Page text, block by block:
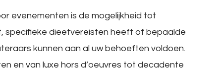
evenementen is de mogelijkheid tot
specifieke dieetvereisten heeft of bepaalde
kunnen aan al uw behoeften voldoen.
en van luxe hors d’oeuvres tot decadente